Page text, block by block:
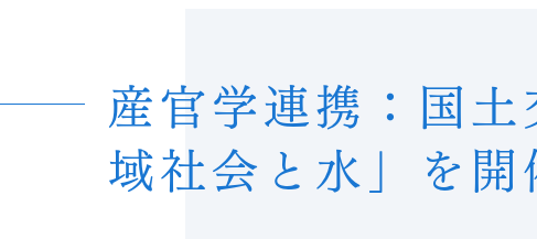
産官学連携：国
域社会と水」を開